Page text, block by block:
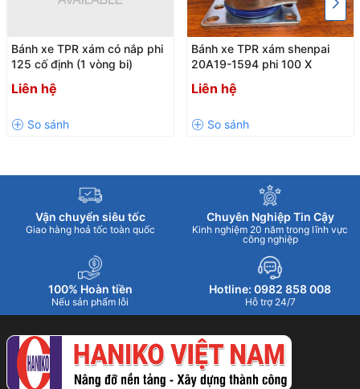
Bánh xe TPR xám có nắp phi
125 cố định (1 vòng bi)
Liên hệ
Bánh xe TPR xám shenpai
20A19-1594 phi 100 X
Liên hệ
Vận chuyển siêu tốc
Giao hàng hoả tốc toàn quốc
Chuyên Nghiệp Tin Cậy
Kinh nghiệm 20 năm trong lĩnh vực
công nghiệp
100% Hoàn tiền
Nếu sản phẩm lỗi
Hotline: 0982 858 008
Hỗ trợ 24/7